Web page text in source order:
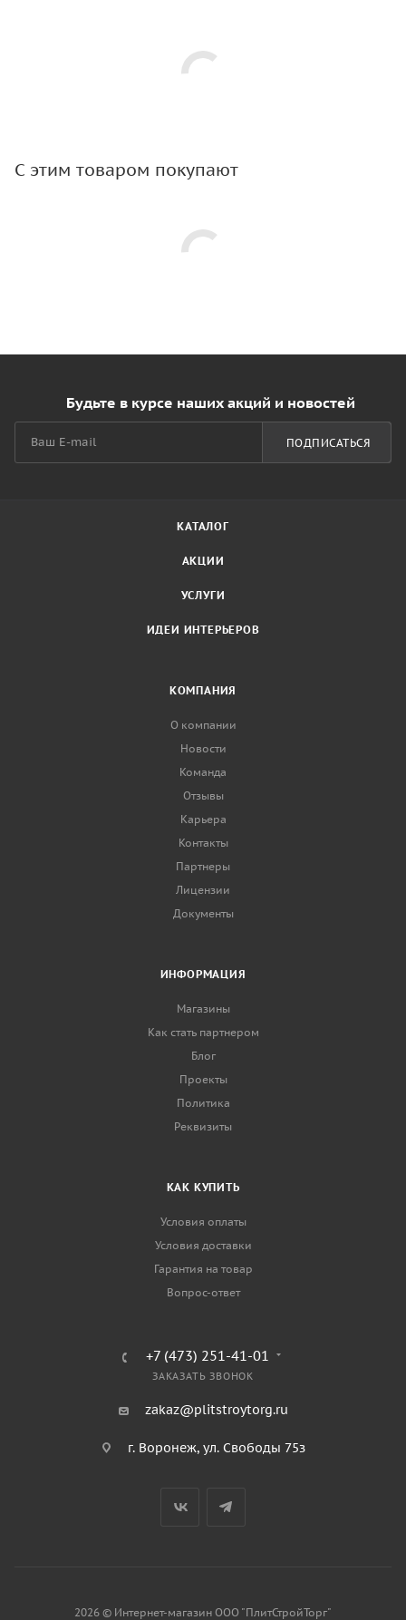
С этим товаром покупают
Будьте в курсе наших акций и новостей
ПОДПИСАТЬСЯ
КАТАЛОГ
АКЦИИ
УСЛУГИ
ИДЕИ ИНТЕРЬЕРОВ
КОМПАНИЯ
О компании
Новости
Команда
Отзывы
Карьера
Контакты
Партнеры
Лицензии
Документы
ИНФОРМАЦИЯ
Магазины
Как стать партнером
Блог
Проекты
Политика
Реквизиты
КАК КУПИТЬ
Условия оплаты
Условия доставки
Гарантия на товар
Вопрос-ответ
+7 (473) 251-41-01
ЗАКАЗАТЬ ЗВОНОК
zakaz@plitstroytorg.ru
г. Воронеж, ул. Свободы 75з
2026 © Интернет-магазин ООО "ПлитСтройТорг"